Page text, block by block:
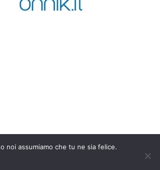
noi assumiamo che tu ne sia felice.